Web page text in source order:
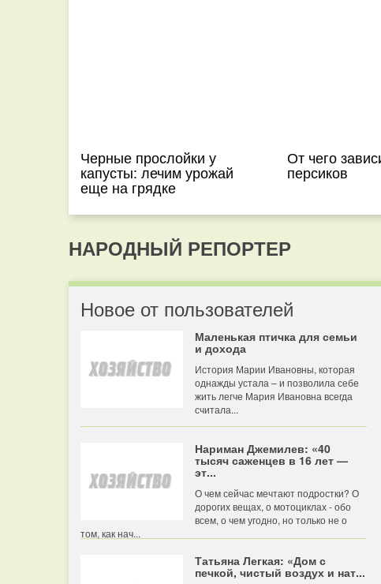
Черные прослойки у
капусты: лечим урожай
еще на грядке
От чего
персиков
НАРОДНЫЙ РЕПОРТЕР
Новое от пользователей
Маленькая птичка для семьи
и дохода
История Марии Ивановны, которая
однажды устала – и позволила себе
жить легче Мария Ивановна всегда
считала...
Нариман Джемилев: «40
тысяч саженцев в 16 лет —
эт...
О чем сейчас мечтают подростки? О
дорогих вещах, о мотоциклах - обо
всем, о чем угодно, но только не о
том, как нач...
Татьяна Легкая: «Дом с
печкой, чистый воздух и нат...